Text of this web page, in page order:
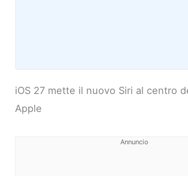
iOS 27 mette il nuovo Siri al centro
Apple
Annuncio